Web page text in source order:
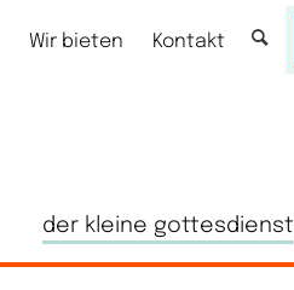
Wir bieten Kontakt
der kleine gottesdienst